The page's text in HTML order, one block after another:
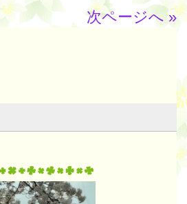
次ページへ »